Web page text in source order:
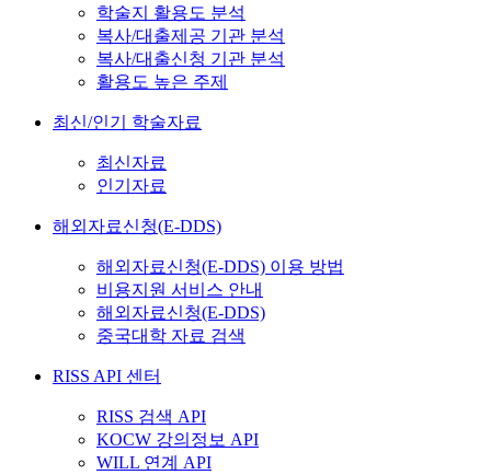
학술지 활용도 분석
복사/대출제공 기관 분석
복사/대출신청 기관 분석
활용도 높은 주제
최신/인기 학술자료
최신자료
인기자료
해외자료신청(E-DDS)
해외자료신청(E-DDS) 이용 방법
비용지원 서비스 안내
해외자료신청(E-DDS)
중국대학 자료 검색
RISS API 센터
RISS 검색 API
KOCW 강의정보 API
WILL 연계 API